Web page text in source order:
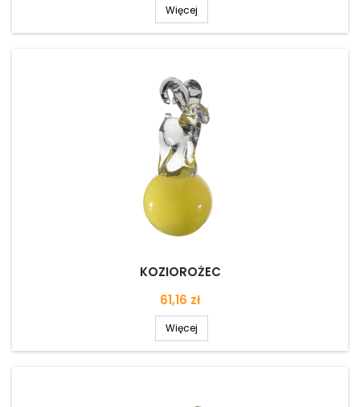
Więcej
KOZIOROŻEC
Cena
61,16 zł
Więcej